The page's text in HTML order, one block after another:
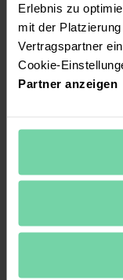
Erlebnis zu
mit der
Vertragspartner
Cookie-
Partner anzeigen